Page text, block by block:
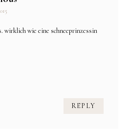
wirklich wie eine schneeprinzessin
REPLY